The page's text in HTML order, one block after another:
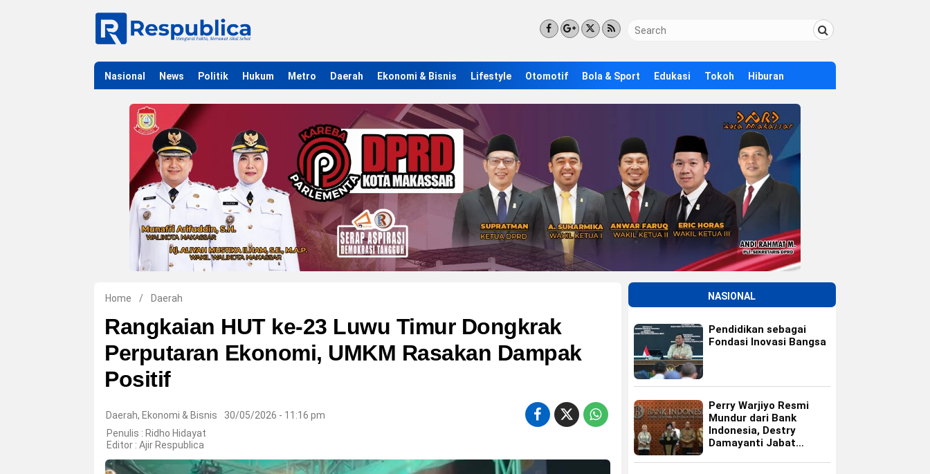
Nasional News Politik Hukum Metro Daerah Ekonomi & Bisnis Lifestyle Otomotif Bola & Sport Edukasi Tokoh Hiburan
Home / Daerah
Rangkaian HUT ke-23 Luwu Timur Dongkrak
Perputaran Ekonomi, UMKM Rasakan Dampak
Positif
Daerah, Ekonomi & Bisnis
30/05/2026 - 11:16 pm
Penulis : Ridho Hidayat
Editor : Ajir Respublica
NASIONAL
Pendidikan sebagai
Fondasi Inovasi Bangsa
Perry Warjiyo Resmi
Mundur dari Bank
Indonesia, Destry
Damayanti Jabat